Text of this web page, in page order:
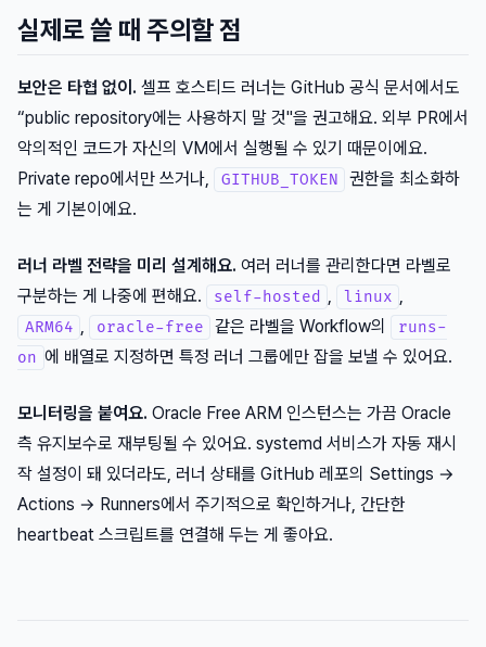
실제로 쓸 때 주의할 점
보안은 타협 없이. 셀프 호스티드 러너는 GitHub 공식 문서에서도
“public repository에는 사용하지 말 것"을 권고해요. 외부 PR에서
악의적인 코드가 자신의 VM에서 실행될 수 있기 때문이에요.
Private repo에서만 쓰거나,
GITHUB_TOKEN
권한을 최소화하
는 게 기본이에요.
러너 라벨 전략을 미리 설계해요. 여러 러너를 관리한다면 라벨로
구분하는 게 나중에 편해요.
self-hosted linux
ARM64 oracle-free 같은 라벨을 Workflow의
runs-
on 에 배열로 지정하면 특정 러너 그룹에만 잡을 보낼 수 있어요.
모니터링을 붙여요. Oracle Free ARM 인스턴스는 가끔 Oracle
측 유지보수로 재부팅될 수 있어요. systemd 서비스가 자동 재시
작 설정이 돼 있더라도, 러너 상태를 GitHub 레포의 Settings →
Actions → Runners에서 주기적으로 확인하거나, 간단한
heartbeat 스크립트를 연결해 두는 게 좋아요.